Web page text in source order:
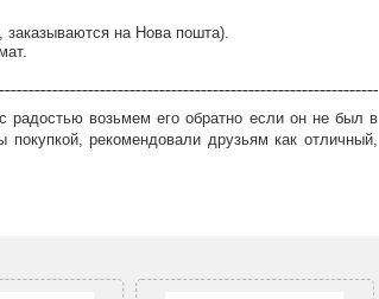
на Нова пошта).
радостью возьмем его обратно если он не был в
рекомендовали друзьям как отличный,